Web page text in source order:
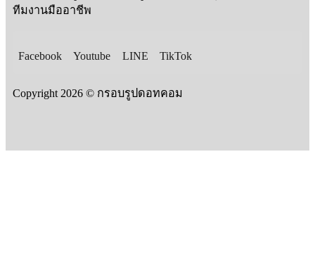
ทีมงานมืออาชีพ
Facebook Youtube LINE TikTok
Copyright 2026 © กรอบรูปดอทคอม